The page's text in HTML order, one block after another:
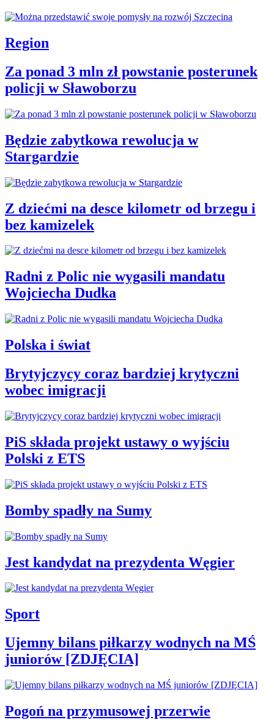
Region
Za ponad 3 mln zł powstanie posterunek
policji w Sławoborzu
Będzie zabytkowa rewolucja w
Stargardzie
Z dziećmi na desce kilometr od brzegu i
bez kamizelek
Radni z Polic nie wygasili mandatu
Wojciecha Dudka
Polska i świat
Brytyjczycy coraz bardziej krytyczni
wobec imigracji
PiS składa projekt ustawy o wyjściu
Polski z ETS
Bomby spadły na Sumy
Jest kandydat na prezydenta Węgier
Sport
Ujemny bilans piłkarzy wodnych na MŚ
juniorów [ZDJĘCIA]
Pogoń na przymusowej przerwie